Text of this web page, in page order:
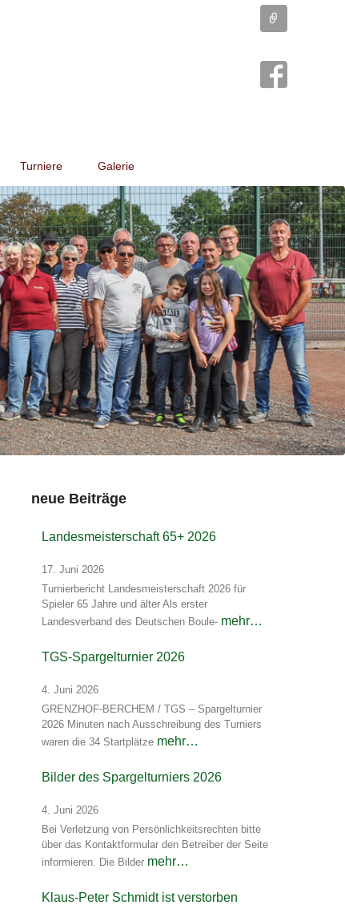
Turniere Galerie
neue Beiträge
Landesmeisterschaft 65+ 2026
17. Juni 2026
Turnierbericht Landesmeisterschaft 2026 für
Spieler 65 Jahre und älter Als erster
Landesverband des Deutschen Boule- mehr…
TGS-Spargelturnier 2026
4. Juni 2026
GRENZHOF-BERCHEM / TGS – Spargelturnier
2026 Minuten nach Ausschreibung des Turniers
waren die 34 Startplätze mehr…
Bilder des Spargelturniers 2026
4. Juni 2026
Bei Verletzung von Persönlichkeitsrechten bitte
über das Kontaktformular den Betreiber der Seite
informieren. Die Bilder mehr…
Klaus-Peter Schmidt ist verstorben